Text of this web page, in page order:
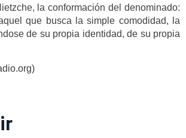
la conformación del denominado:
que busca la simple comodidad, la
de su propia identidad, de su propia